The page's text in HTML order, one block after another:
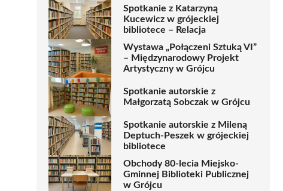
Spotkanie z Katarzyną
Kucewicz w grójeckiej
bibliotece – Relacja
Wystawa „Połączeni Sztuką VI”
– Międzynarodowy Projekt
Artystyczny w Grójcu
Spotkanie autorskie z
Małgorzatą Sobczak w Grójcu
Spotkanie autorskie z Mileną
Deptuch-Peszek w grójeckiej
bibliotece
Obchody 80-lecia Miejsko-
Gminnej Biblioteki Publicznej
w Grójcu